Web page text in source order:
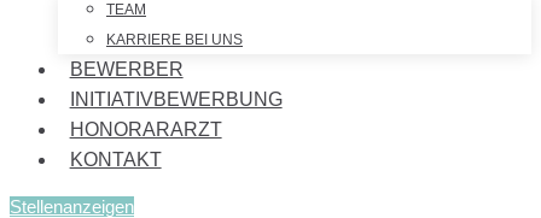
TEAM
KARRIERE BEI UNS
BEWERBER
INITIATIVBEWERBUNG
HONORARARZT
KONTAKT
Stellenanzeigen